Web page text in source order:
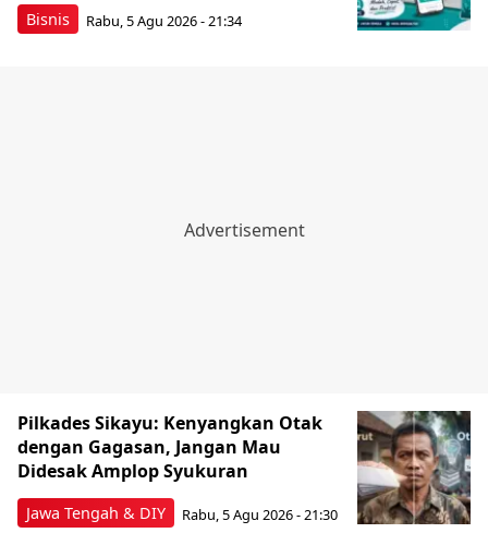
Bisnis Rabu, 5 Agu 2026 - 21:34
Jawa Tengah & DIY
Pilkades Sikayu: Kenyangkan Otak
dengan Gagasan, Jangan Mau
Didesak Amplop Syukuran
Rabu, 5 Agu 2026 - 21:30